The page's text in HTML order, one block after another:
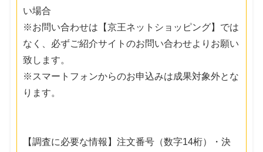
い場合
※お問い合わせは【京王ネットショッピング】では
なく、必ずご紹介サイトのお問い合わせよりお願い
致します。
※スマートフォンからのお申込みは成果対象外とな
ります。
【調査に必要な情報】注文番号（数字14桁）・決